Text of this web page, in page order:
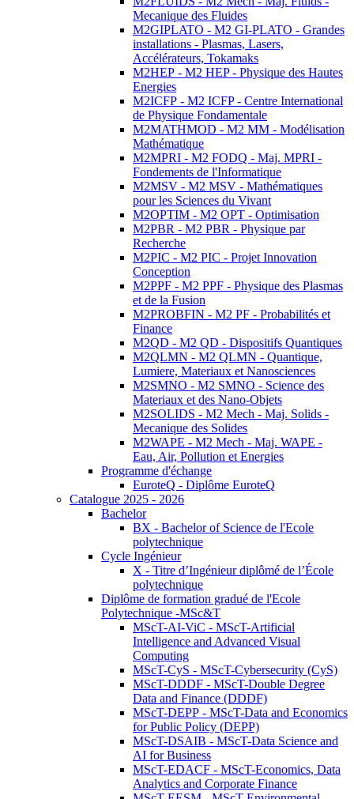
Mecanique des Fluides
M2GIPLATO - M2 GI-PLATO - Grandes
installations - Plasmas, Lasers,
Accélérateurs, Tokamaks
M2HEP - M2 HEP - Physique des Hautes
Energies
M2ICFP - M2 ICFP - Centre International
de Physique Fondamentale
M2MATHMOD - M2 MM - Modélisation
Mathématique
M2MPRI - M2 FODQ - Maj. MPRI -
Fondements de l'Informatique
M2MSV - M2 MSV - Mathématiques
pour les Sciences du Vivant
M2OPTIM - M2 OPT - Optimisation
M2PBR - M2 PBR - Physique par
Recherche
M2PIC - M2 PIC - Projet Innovation
Conception
M2PPF - M2 PPF - Physique des Plasmas
et de la Fusion
M2PROBFIN - M2 PF - Probabilités et
Finance
M2QD - M2 QD - Dispositifs Quantiques
M2QLMN - M2 QLMN - Quantique,
Lumiere, Materiaux et Nanosciences
M2SMNO - M2 SMNO - Science des
Materiaux et des Nano-Objets
M2SOLIDS - M2 Mech - Maj. Solids -
Mecanique des Solides
M2WAPE - M2 Mech - Maj. WAPE -
Eau, Air, Pollution et Energies
Programme d'échange
EuroteQ - Diplôme EuroteQ
Catalogue 2025 - 2026
Bachelor
BX - Bachelor of Science de l'Ecole
polytechnique
Cycle Ingénieur
X - Titre d’Ingénieur diplômé de l’École
polytechnique
Diplôme de formation gradué de l'Ecole
Polytechnique -MSc&T
MScT-AI-ViC - MScT-Artificial
Intelligence and Advanced Visual
Computing
MScT-CyS - MScT-Cybersecurity (CyS)
MScT-DDDF - MScT-Double Degree
Data and Finance (DDDF)
MScT-DEPP - MScT-Data and Economics
for Public Policy (DEPP)
MScT-DSAIB - MScT-Data Science and
AI for Business
MScT-EDACF - MScT-Economics, Data
Analytics and Corporate Finance